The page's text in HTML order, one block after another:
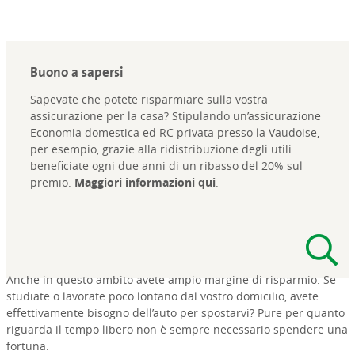
Buono a sapersi
Sapevate che potete risparmiare sulla vostra
assicurazione per la casa? Stipulando un’assicurazione
Economia domestica ed RC privata presso la Vaudoise,
per esempio, grazie alla ridistribuzione degli utili
beneficiate ogni due anni di un ribasso del 20% sul
premio. Maggiori informazioni qui.
Anche in questo ambito avete ampio margine di risparmio. Se
studiate o lavorate poco lontano dal vostro domicilio, avete
effettivamente bisogno dell’auto per spostarvi? Pure per quanto
riguarda il tempo libero non è sempre necessario spendere una
fortuna.